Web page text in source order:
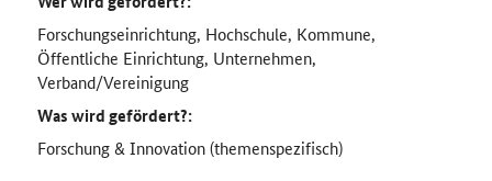
Forschungseinrichtung, Hochschule, Kommune,
Öffentliche Einrichtung, Unternehmen,
Verband/Vereinigung
Was wird gefördert?:
Forschung & Innovation (themenspezifisch)